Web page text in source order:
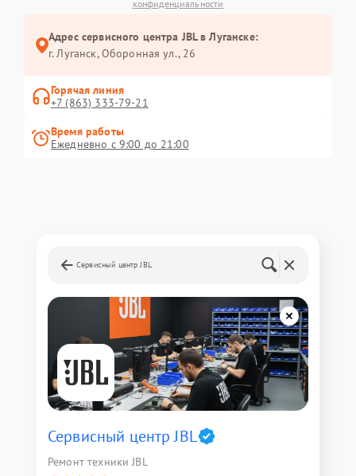
конфиденциальности
Адрес сервисного центра JBL в Луганске:
г. Луганск, Оборонная ул., 26
Горячая линия
+7 (863) 333-79-21
Время работы
Ежедневно с 9:00 до 21:00
Сервисный центр JBL
Сервисный центр JBL
Ремонт техники JBL